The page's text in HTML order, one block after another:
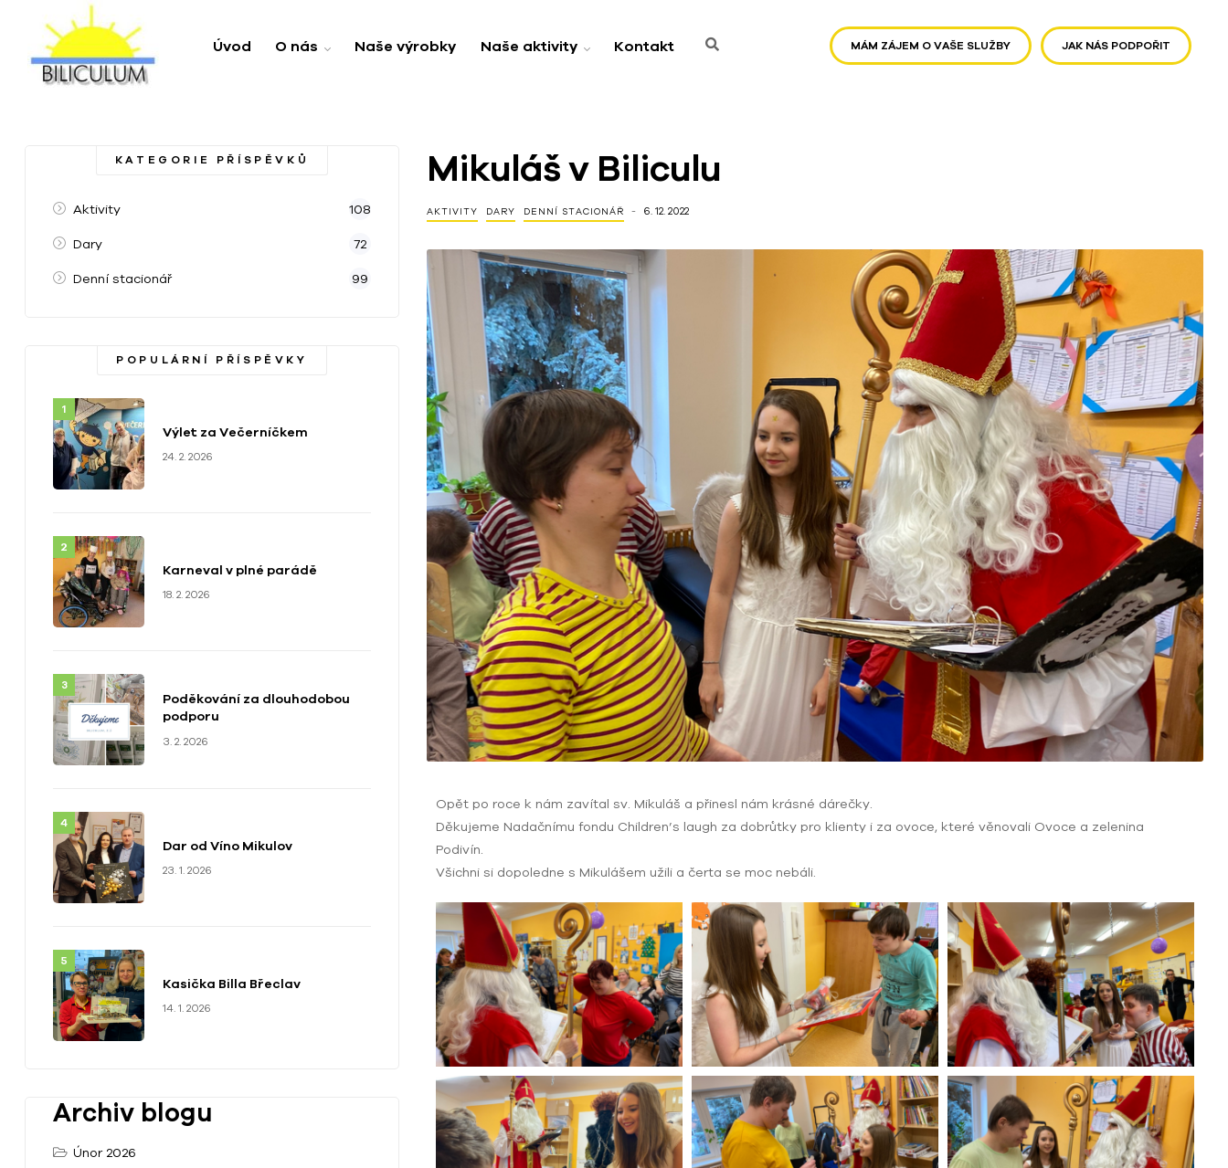
Úvod O nás Naše výrobky Naše aktivity Kontakt MÁM ZÁJEM O VAŠE SLUŽBY JAK NÁS PODPOŘIT
Mikuláš v Biliculu
AKTIVITY DARY DENNÍ STACIONÁŘ 6. 12. 2022
Opět po roce k nám zavítal sv. Mikuláš a přinesl nám krásné dárečky.
Děkujeme Nadačnímu fondu Children’s laugh za dobrůtky pro klienty i za ovoce, které věnovali Ovoce a zelenina
Podivín.
Všichni si dopoledne s Mikulášem užili a čerta se moc nebáli.
KATEGORIE PŘÍSPĚVKŮ
Aktivity 108
Dary 72
Denní stacionář 99
POPULÁRNÍ PŘÍSPĚVKY
Výlet za Večerníčkem
24. 2. 2026
Karneval v plné parádě
18. 2. 2026
Poděkování za dlouhodobou
podporu
3. 2. 2026
Dar od Víno Mikulov
23. 1. 2026
Kasička Billa Břeclav
14. 1. 2026
Archiv blogu
Únor 2026